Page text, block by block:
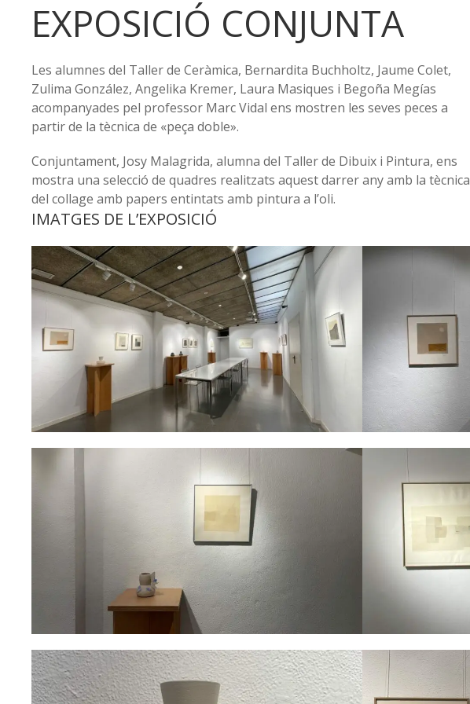
EXPOSICIÓ CONJUNTA
Les alumnes del Taller de Ceràmica, Bernardita Buchholtz, Jaume Colet,
Zulima González, Angelika Kremer, Laura Masiques i Begoña Megías
acompanyades pel professor Marc Vidal ens mostren les seves peces a
partir de la tècnica de «peça doble».
Conjuntament, Josy Malagrida, alumna del Taller de Dibuix i Pintura, ens
mostra una selecció de quadres realitzats aquest darrer any amb la tècnica
del collage amb papers entintats amb pintura a l’oli.
IMATGES DE L’EXPOSICIÓ